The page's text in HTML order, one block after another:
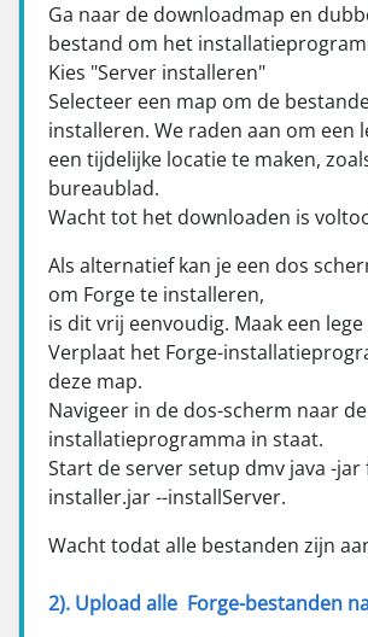
Ga naar de downloadmap en
bestand om het
Kies "Server installeren"
Selecteer een map om de
installeren. We raden aan om een
een tijdelijke locatie te maken,
bureaublad.
Wacht tot het downloaden is
Als alternatief kan je een dos
om Forge te installeren,
is dit vrij eenvoudig. Maak een
Verplaat het Forge-
deze map.
Navigeer in de dos-scherm naar
installatieprogramma in staat.
Start de server setup dmv java -jar
installer.jar --installServer.
Wacht todat alle bestanden zijn
2). Upload alle Forge-bestanden